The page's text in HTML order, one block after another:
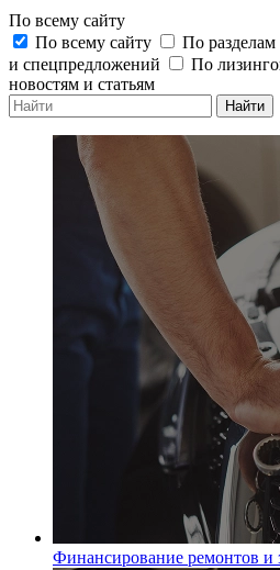
По всему сайту
По всему сайту
По разделам
и спецпредложений
По
новостям и статьям
Найти
Финансирование ремонтов и